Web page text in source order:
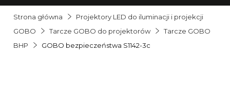
Strona główna
Projektory LED do iluminacji i projekcji
GOBO
Tarcze GOBO do projektorów
Tarcze GOBO
BHP
GOBO bezpieczeństwa S1142-3c